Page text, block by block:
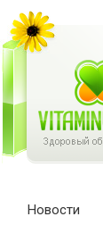
Новости